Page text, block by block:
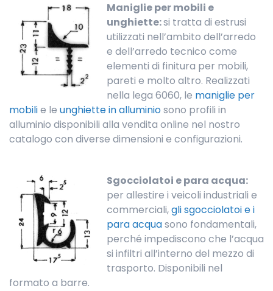
Maniglie per mobili e
unghiette:si tratta di estrusi
utilizzati nell’ambito dell’arredo
e dell’arredo tecnico come
elementi di finitura per mobili,
pareti e molto altro. Realizzati
nella lega 6060, le maniglie per
mobilie le unghiette in alluminiosono profili in
alluminio disponibili alla vendita online nel nostro
catalogo con diverse dimensioni e configurazioni.
Sgocciolatoi e para acqua:
per allestire i veicoli industriali e
commerciali,gli sgocciolatoi e i
para acquasono fondamentali,
perché impediscono che l’acqua
si infiltri all’interno del mezzo di
trasporto. Disponibili nel
formato a barre.